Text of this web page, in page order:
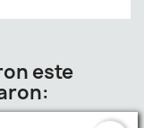
este